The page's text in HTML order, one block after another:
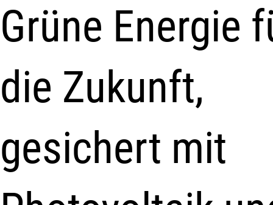
Grüne Energie
die Zukunft,
gesichert mit